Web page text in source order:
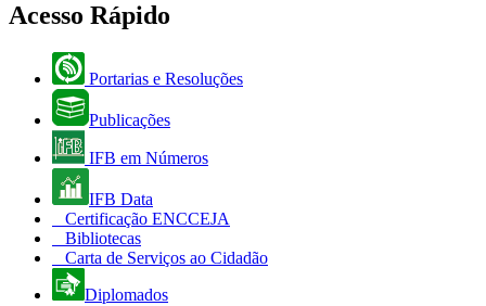
Acesso Rápido
Portarias e Resoluções
Publicações
IFB em Números
IFB Data
Certificação ENCCEJA
Bibliotecas
Carta de Serviços ao Cidadão
Diplomados